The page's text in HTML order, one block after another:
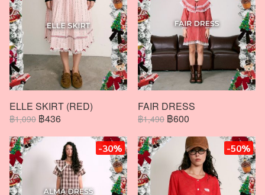
ELLE SKIRT (RED)
฿1,090 ฿436
FAIR DRESS
฿1,490 ฿600
-30% -50%